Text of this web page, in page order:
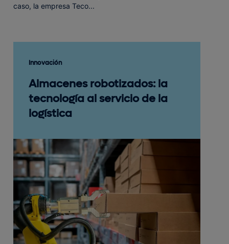
caso, la empresa Teco...
Innovación
Almacenes robotizados: la
tecnología al servicio de la
logística